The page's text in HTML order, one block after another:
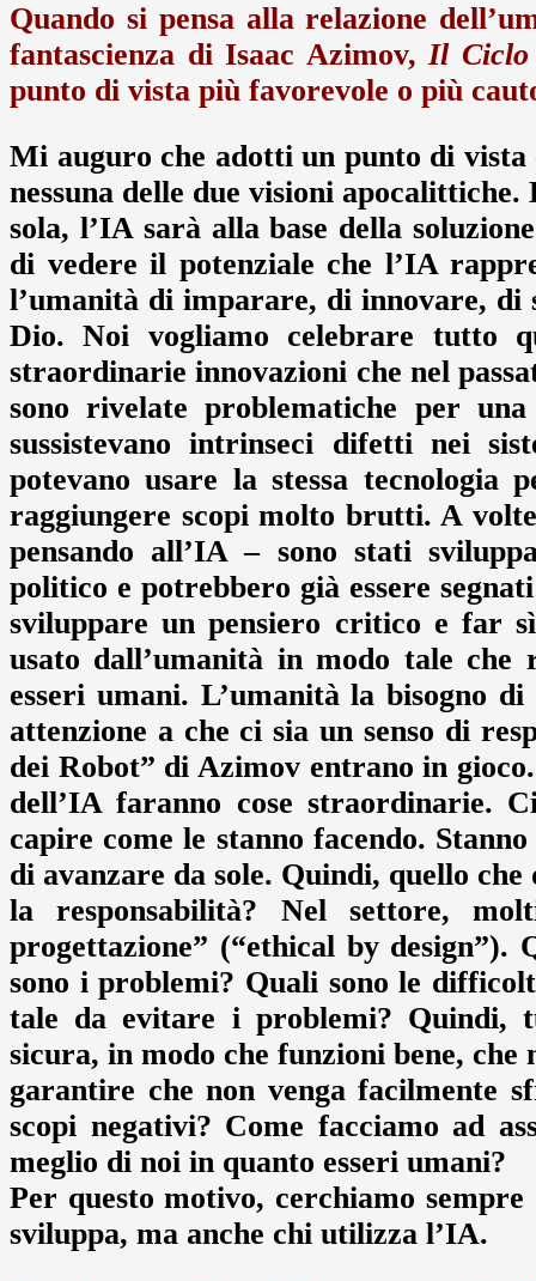
Quando si pensa alla relazione
fantascienza di Isaac Azimov,Il Ciclo
punto di vista più favorevole o più
Mi auguro che adotti un punto di vista
nessuna delle due visioni
sola, l’IA sarà alla base della
di vedere il potenziale che l’IA
l’umanità di imparare, di innovare, di
Dio. Noi vogliamo celebrare tutto
straordinarie innovazioni che nel
sono rivelate problematiche per
sussistevano intrinseci difetti nei
potevano usare la stessa tecnologia
raggiungere scopi molto brutti. A
pensando all’IA – sono stati
politico e potrebbero già essere
sviluppare un pensiero critico e far
usato dall’umanità in modo tale
esseri umani. L’umanità la bisogno
attenzione a che ci sia un senso di
dei Robot” di Azimov entrano in
dell’IA faranno cose straordinarie.
capire come le stanno facendo.
di avanzare da sole. Quindi, quello
la responsabilità? Nel settore,
progettazione” (“ethical by
sono i problemi? Quali sono le
tale da evitare i problemi? Quindi,
sicura, in modo che funzioni bene,
garantire che non venga facilmente
scopi negativi? Come facciamo ad
meglio di noi in quanto esseri umani?
Per questo motivo, cerchiamo
sviluppa, ma anche chi utilizza l’IA.